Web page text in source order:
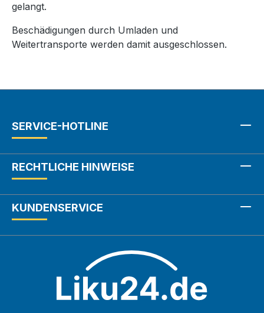
gelangt.
Beschädigungen durch Umladen und
Weitertransporte werden damit ausgeschlossen.
SERVICE-HOTLINE
RECHTLICHE HINWEISE
KUNDENSERVICE